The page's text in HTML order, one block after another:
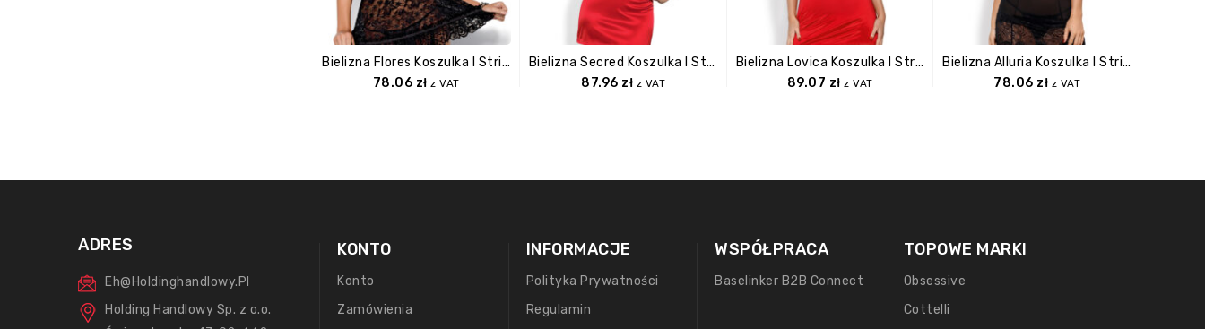
Bielizna Flores Koszulka I Stringi Czarna S/M
78.06 zł z VAT
Bielizna Secred Koszulka I Stringi L/XL
87.96 zł z VAT
Bielizna Lovica Koszulka I Stringi XXL
89.07 zł z VAT
Bielizna Alluria Koszulka I Stringi S/M
78.06 zł z VAT
ADRES
Eh@holdinghandlowy.pl
Holding Handlowy Sp. z o.o.
KONTO
Konto
Zamówienia
INFORMACJE
Polityka Prywatności
Regulamin
WSPÓŁPRACA
Baselinker B2B Connect
TOPOWE MARKI
Obsessive
Cottelli